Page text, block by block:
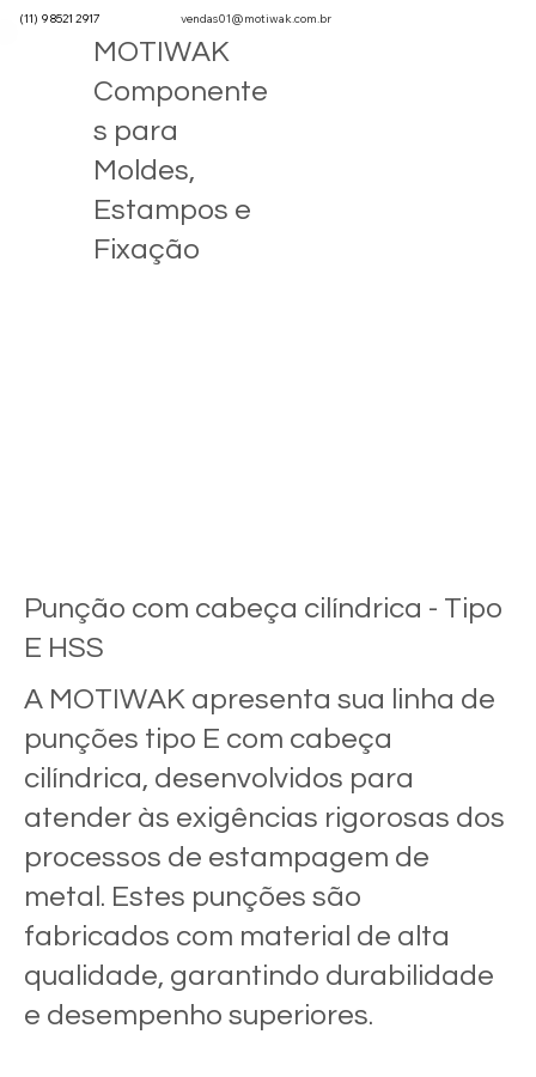
(11) 9 8521 2917 vendas01@motiwak.com.br
MOTIWAK
Componente
s para
Moldes,
Estampos e
Fixação
Punção com cabeça cilíndrica - Tipo
E HSS
A MOTIWAK apresenta sua linha de
punções tipo E com cabeça
cilíndrica, desenvolvidos para
atender às exigências rigorosas dos
processos de estampagem de
metal. Estes punções são
fabricados com material de alta
qualidade, garantindo durabilidade
e desempenho superiores.